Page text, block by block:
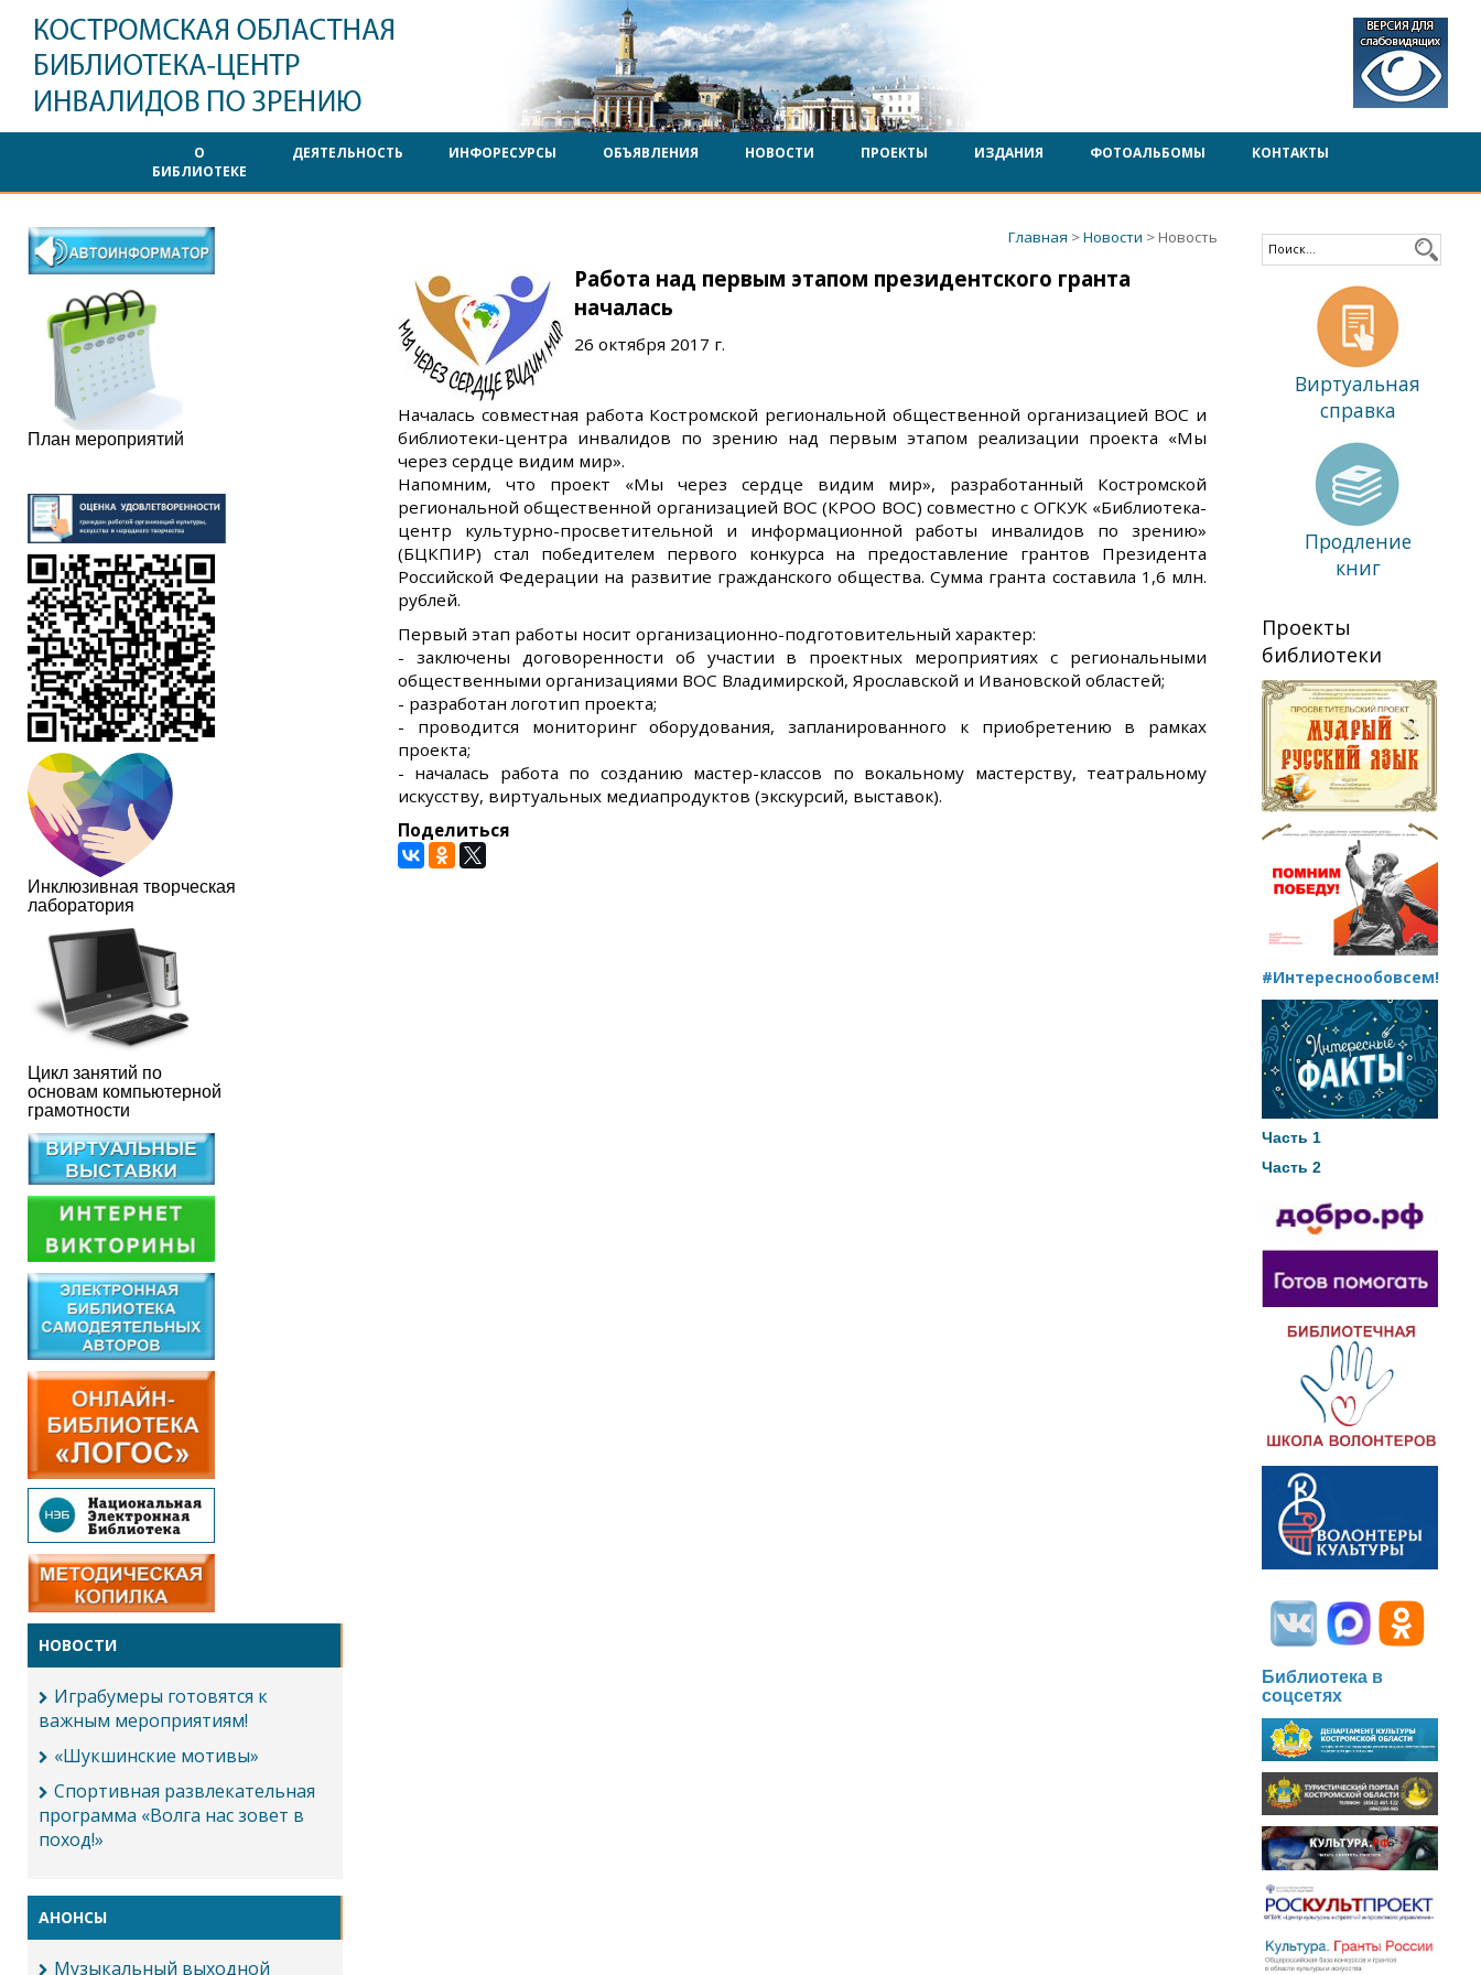
О
БИБЛИОТЕКЕ
ДЕЯТЕЛЬНОСТЬ ИНФОРЕСУРСЫ ОБЪЯВЛЕНИЯ НОВОСТИ ПРОЕКТЫ ИЗДАНИЯ ФОТОАЛЬБОМЫ КОНТАКТЫ
План мероприятий
Инклюзивная творческая
лаборатория
Цикл занятий по
основам компьютерной
грамотности
НОВОСТИ
Играбумеры готовятся к
важным мероприятиям!
«Шукшинские мотивы»
Спортивная развлекательная
программа «Волга нас зовет в
поход!»
АНОНСЫ
Музыкальный выходной
Главная >Новости > Новость
Работа над первым этапом президентского гранта
началась
26 октября 2017 г.
Началась совместная работа Костромской региональной общественной организацией ВОС и
библиотеки-центра инвалидов по зрению над первым этапом реализации проекта «Мы
через сердце видим мир».
Напомним, что проект «Мы через сердце видим мир», разработанный Костромской
региональной общественной организацией ВОС (КРОО ВОС) совместно с ОГКУК «Библиотека-
центр культурно-просветительной и информационной работы инвалидов по зрению»
(БЦКПИР) стал победителем первого конкурса на предоставление грантов Президента
Российской Федерации на развитие гражданского общества. Сумма гранта составила 1,6 млн.
рублей.
Первый этап работы носит организационно-подготовительный характер:
- заключены договоренности об участии в проектных мероприятиях с региональными
общественными организациями ВОС Владимирской, Ярославской и Ивановской областей;
- разработан логотип проекта;
- проводится мониторинг оборудования, запланированного к приобретению в рамках
проекта;
- началась работа по созданию мастер-классов по вокальному мастерству, театральному
искусству, виртуальных медиапродуктов (экскурсий, выставок).
Поделиться
Виртуальная
справка
Продление
книг
Проекты
библиотеки
#Интереснообовсем!
Часть 1
Часть 2
Библиотека в
соцсетях